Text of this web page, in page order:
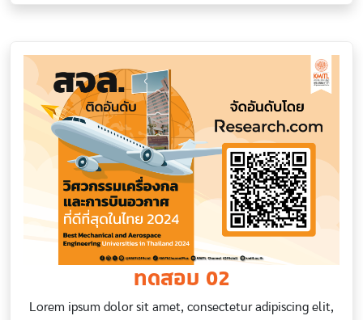
ทดสอบ 02
Lorem ipsum dolor sit amet, consectetur adipiscing elit,